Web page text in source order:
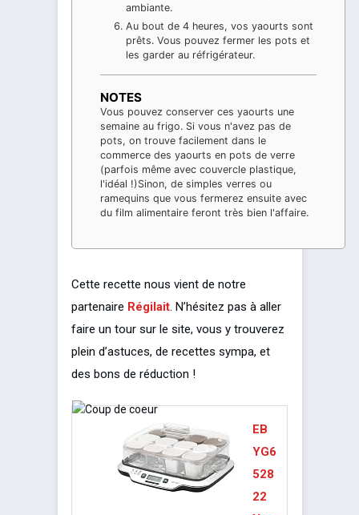
ambiante.
Au bout de 4 heures, vos yaourts sont
prêts. Vous pouvez fermer les pots et
les garder au réfrigérateur.
NOTES
Vous pouvez conserver ces yaourts une
semaine au frigo. Si vous n'avez pas de
pots, on trouve facilement dans le
commerce des yaourts en pots de verre
(parfois même avec couvercle plastique,
l'idéal !)Sinon, de simples verres ou
ramequins que vous fermerez ensuite avec
du film alimentaire feront très bien l'affaire.
Cette recette nous vient de notre
partenaire Régilait. N’hésitez pas à aller
faire un tour sur le site, vous y trouverez
plein d’astuces, de recettes sympa, et
des bons de réduction !
EB
YG6
528
22